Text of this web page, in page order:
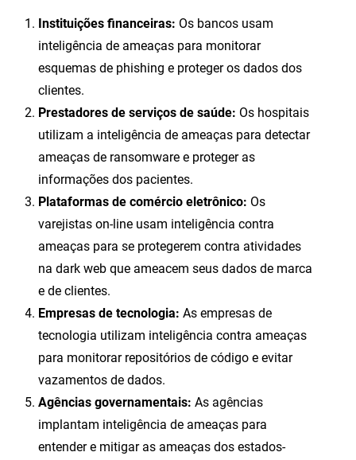
Instituições financeiras: Os bancos usam
inteligência de ameaças para monitorar
esquemas de phishing e proteger os dados dos
clientes.
Prestadores de serviços de saúde: Os hospitais
utilizam a inteligência de ameaças para detectar
ameaças de ransomware e proteger as
informações dos pacientes.
Plataformas de comércio eletrônico: Os
varejistas on-line usam inteligência contra
ameaças para se protegerem contra atividades
na dark web que ameacem seus dados de marca
e de clientes.
Empresas de tecnologia: As empresas de
tecnologia utilizam inteligência contra ameaças
para monitorar repositórios de código e evitar
vazamentos de dados.
Agências governamentais: As agências
implantam inteligência de ameaças para
entender e mitigar as ameaças dos estados-